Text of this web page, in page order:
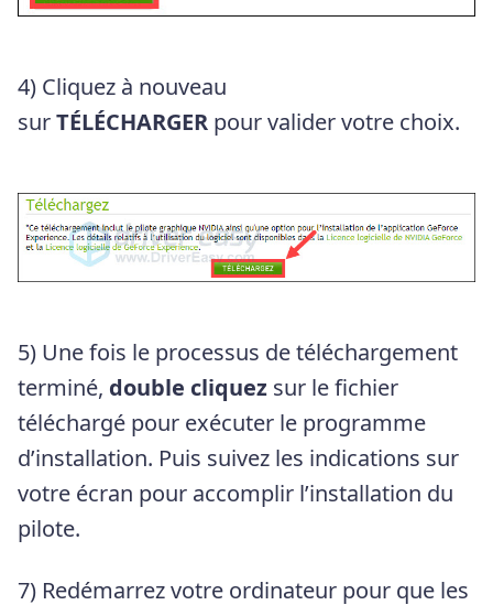
4) Cliquez à nouveau
surTÉLÉCHARGER pour valider votre choix.
5) Une fois le processus de téléchargement
terminé, double cliquez sur le fichier
téléchargé pour exécuter le programme
d’installation. Puis suivez les indications sur
votre écran pour accomplir l’installation du
pilote.
7) Redémarrez votre ordinateur pour que les